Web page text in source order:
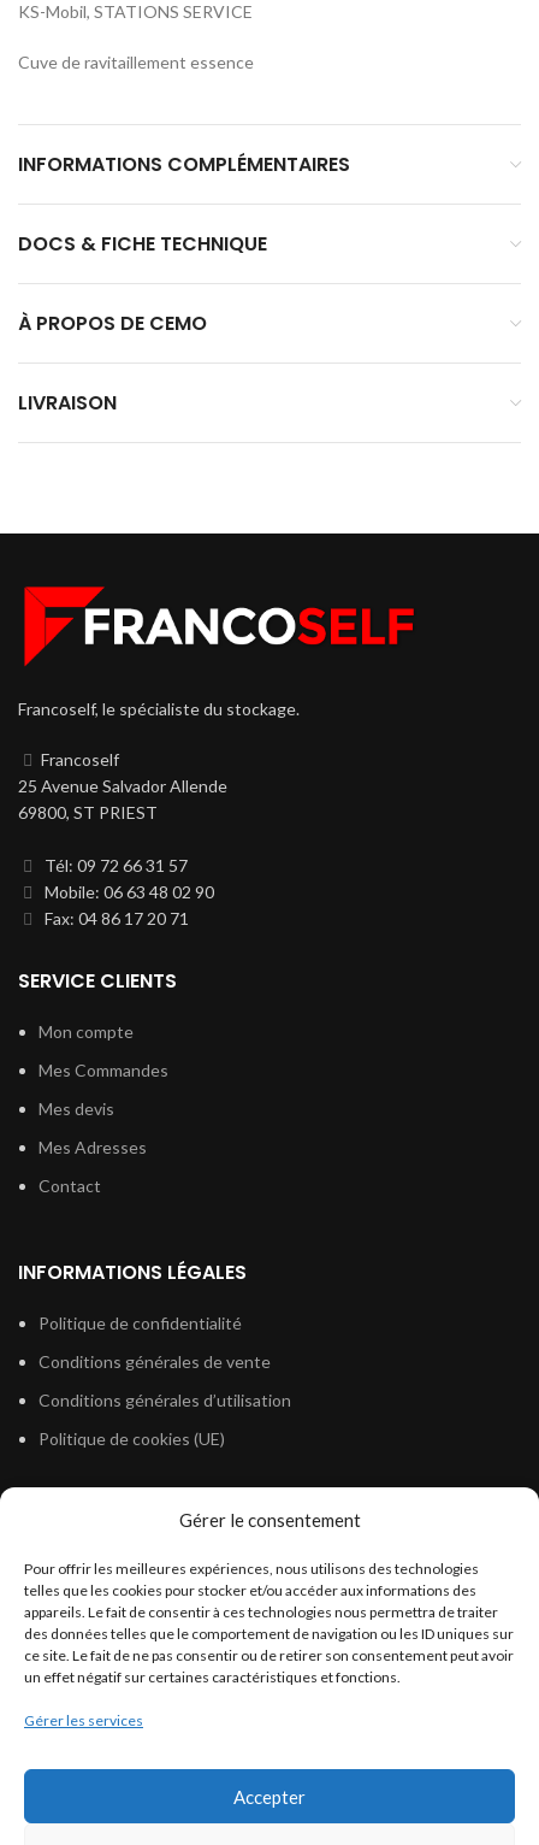
Gérer le consentement
Pour offrir les meilleures expériences, nous utilisons des technologies
telles que les cookies pour stocker et/ou accéder aux informations des
appareils. Le fait de consentir à ces technologies nous permettra de traiter
des données telles que le comportement de navigation ou les ID uniques sur
ce site. Le fait de ne pas consentir ou de retirer son consentement peut avoir
un effet négatif sur certaines caractéristiques et fonctions.
Gérer les services
Accepter
KS-Mobil, STATIONS SERVICE
Cuve de ravitaillement essence
INFORMATIONS COMPLÉMENTAIRES
DOCS & FICHE TECHNIQUE
À PROPOS DE CEMO
LIVRAISON
Francoself, le spécialiste du stockage.
Francoself
25 Avenue Salvador Allende
69800, ST PRIEST
Tél: 09 72 66 31 57
Mobile: 06 63 48 02 90
Fax: 04 86 17 20 71
SERVICE CLIENTS
Mon compte
Mes Commandes
Mes devis
Mes Adresses
Contact
INFORMATIONS LÉGALES
Politique de confidentialité
Conditions générales de vente
Conditions générales d’utilisation
Politique de cookies (UE)
Législation Gasoil Fioul GNR
Législation Essence
Législation Adblue
Législation Eau
Législation Lubrifiant
Législation Phytosanitaire